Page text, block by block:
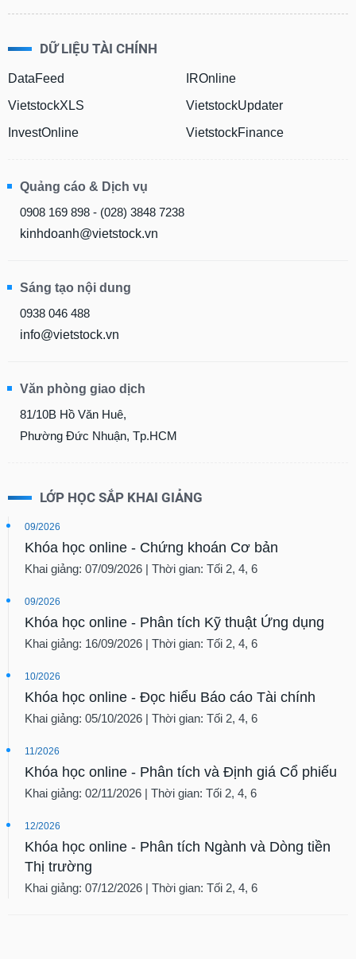
DỮ LIỆU TÀI CHÍNH
DataFeed
VietstockXLS
InvestOnline
IROnline
VietstockUpdater
VietstockFinance
Quảng cáo & Dịch vụ
0908 169 898 - (028) 3848 7238
kinhdoanh@vietstock.vn
Sáng tạo nội dung
0938 046 488
info@vietstock.vn
Văn phòng giao dịch
81/10B Hồ Văn Huê,
Phường Đức Nhuận, Tp.HCM
LỚP HỌC SẮP KHAI GIẢNG
09/2026
Khóa học online - Chứng khoán Cơ bản
Khai giảng: 07/09/2026 | Thời gian: Tối 2, 4, 6
09/2026
Khóa học online - Phân tích Kỹ thuật Ứng dụng
Khai giảng: 16/09/2026 | Thời gian: Tối 2, 4, 6
10/2026
Khóa học online - Đọc hiểu Báo cáo Tài chính
Khai giảng: 05/10/2026 | Thời gian: Tối 2, 4, 6
11/2026
Khóa học online - Phân tích và Định giá Cổ phiếu
Khai giảng: 02/11/2026 | Thời gian: Tối 2, 4, 6
12/2026
Khóa học online - Phân tích Ngành và Dòng tiền
Thị trường
Khai giảng: 07/12/2026 | Thời gian: Tối 2, 4, 6